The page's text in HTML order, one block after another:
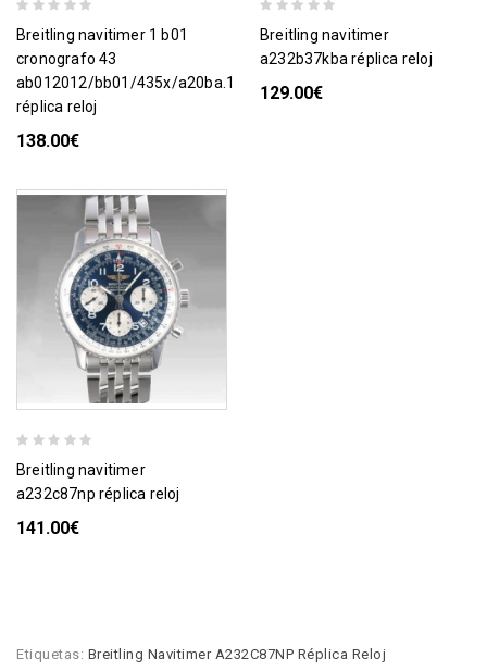
breitling navitimer 1 b01
cronografo 43
ab012012/bb01/435x/a20ba.1
réplica reloj
138.00€
breitling navitimer
a232b37kba réplica reloj
129.00€
breitling navitimer
a232c87np réplica reloj
141.00€
Etiquetas: Breitling Navitimer A232C87NP Réplica Reloj